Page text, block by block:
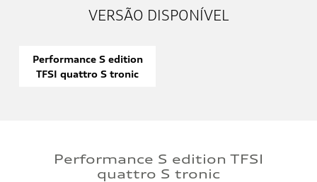
VERSÃO DISPONÍVEL
Performance S edition
TFSI quattro S tronic
Performance S edition TFSI
quattro S tronic